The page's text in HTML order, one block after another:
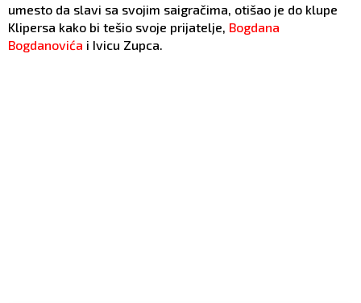
umesto da slavi sa svojim saigračima, otišao je do klupe
Klipersa kako bi tešio svoje prijatelje, Bogdana
Bogdanovića i Ivicu Zupca.